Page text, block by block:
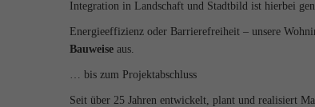
Integration in Landschaft und Stadtbild ist hierbei
Energieeffizienz oder Barrierefreiheit – unsere
Bauweise aus.
… bis zum Projektabschluss
Seit über 25 Jahren entwickelt, plant und realisiert